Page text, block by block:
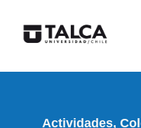
Actividades,